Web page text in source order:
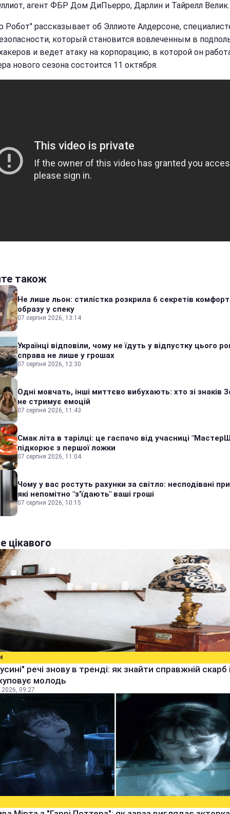
агент ФБР Дом ДиПьерро, Дарлин и Тайрелл Велик.
Робот" рассказывает об Эллиоте Алдерсоне,
который становится вовлеченным в
и ведет атаку на корпорацию, в которой он
нового сезона состоится 11 октября.
також
Не лише льон: стилістка розкрила 6 секретів
образу у спеку
07 серпня 2026, 13:14
Українці відповіли, чому не їдуть у відпустку цього
справа не лише у грошах
07 серпня 2026, 12:30
Одні мовчать, інші миттєво вибухають: хто зі знаків
не стримує емоцій
07 серпня 2026, 11:43
Смак літа в тарілці: це гаспачо від учасниці
підкорює з першої ложки
07 серпня 2026, 11:04
Чому у вас ростуть рахунки за світло: несподівані
які непомітно "з'їдають" ваші гроші
07 серпня 2026, 10:15
цікавого
речі знову в тренді: як знайти справжній скарб
молодь
2026, 09:27